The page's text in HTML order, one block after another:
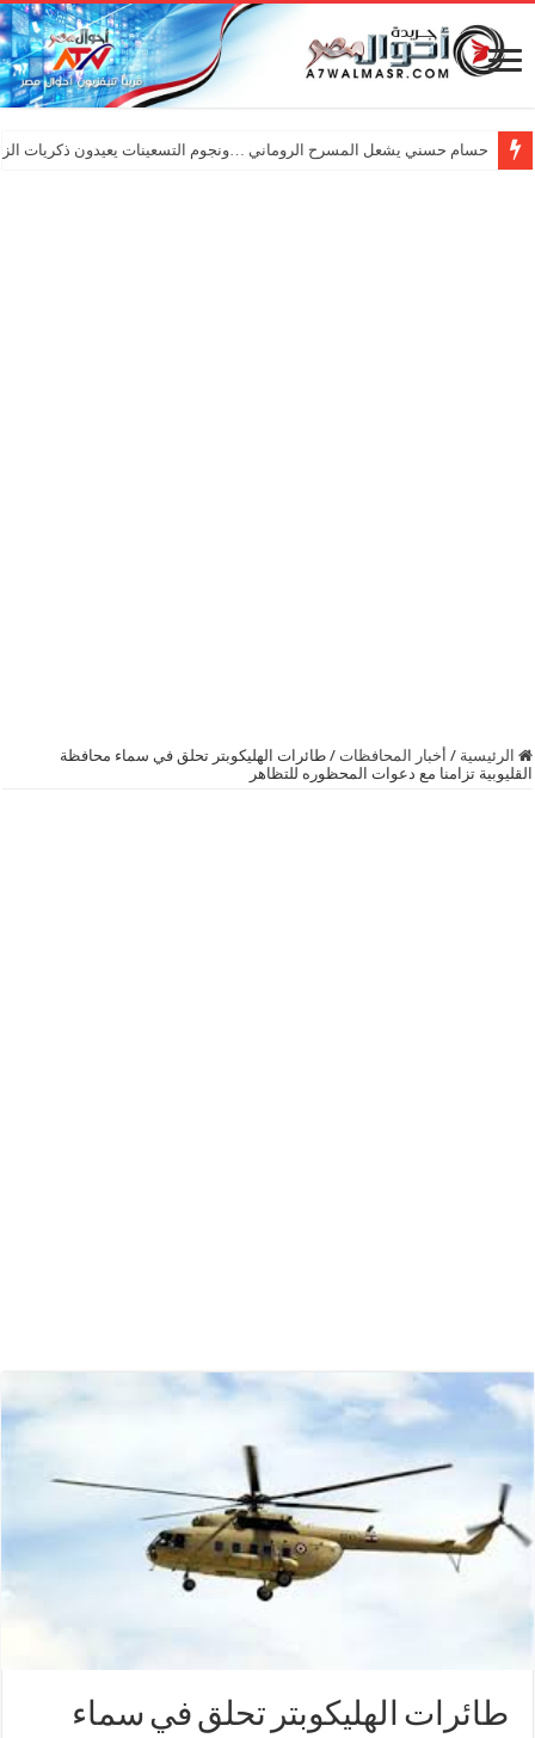
حسام حسني يشعل المسرح الروماني …ونجوم التسعينات يعيدون ذكريات
الرئيسية / أخبار المحافظات / طائرات الهليكوبتر تحلق في سماء محافظة
القليوبية تزامنا مع دعوات المحظوره للتظاهر
طائرات الهليكوبتر تحلق في سماء